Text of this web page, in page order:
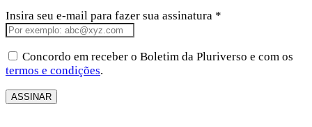
Insira seu e-mail para fazer sua assinatura *
Concordo em receber o Boletim da Pluriverso e com os
termos e condições.